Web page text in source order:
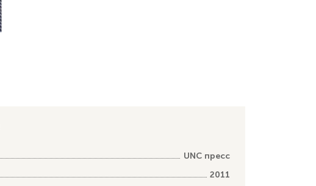
UNC пресс
2011